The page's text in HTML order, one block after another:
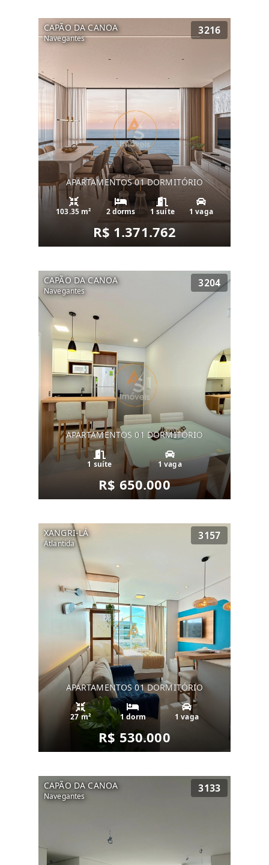
CAPÃO DA CANOA
Navegantes
3216
APARTAMENTOS 01 DORMITÓRIO
103.35 m² 2 dorms 1 suíte 1 vaga
R$ 1.371.762
CAPÃO DA CANOA
Navegantes
3204
APARTAMENTOS 01 DORMITÓRIO
1 suíte 1 vaga
R$ 650.000
XANGRI-LÁ
Atlantida
3157
APARTAMENTOS 01 DORMITÓRIO
27 m² 1 dorm 1 vaga
R$ 530.000
CAPÃO DA CANOA
Navegantes
3133